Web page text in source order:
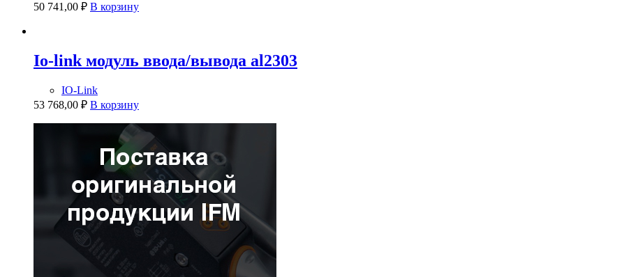
50 741,00 ₽ В корзину
Io-link модуль ввода/вывода al2303
IO-Link
53 768,00 ₽ В корзину